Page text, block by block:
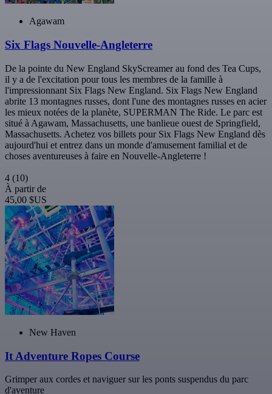
Agawam
Six Flags Nouvelle-Angleterre
De la pointe du New England SkyScreamer au fond des Tea Cups,
il y a de l'excitation pour tous les membres de la famille à
l'impressionnant Six Flags New England. Six Flags New England
abrite 13 montagnes russes, dont l'une des montagnes russes en acier
les mieux notées de la planète, SUPERMAN The Ride. Le parc est
situé à Agawam, Massachusetts, une banlieue ouest de Springfield,
Massachusetts. Achetez vos billets pour Six Flags New England dès
aujourd'hui et entrez dans un monde d'amusement familial et de
choses aventureuses à faire en Nouvelle-Angleterre !
4 (10)
À partir de
45,00 $US
New Haven
It Adventure Ropes Course
Grimper aux cordes et naviguer sur les ponts suspendus du parc
d'aventure